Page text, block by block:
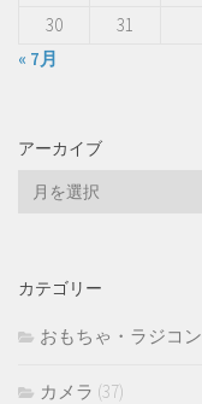
30
31
« 7月
アーカイブ
ブ
カテゴリー
おもちゃ・ラジコン
カメラ (37)